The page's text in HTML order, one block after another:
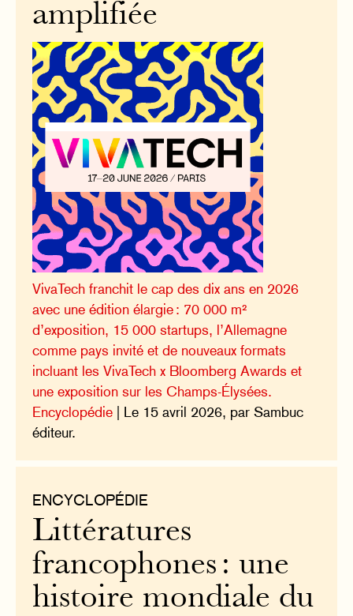
amplifiée
VivaTech franchit le cap des dix ans en 2026
avec une édition élargie : 70 000 m²
d’exposition, 15 000 startups, l’Allemagne
comme pays invité et de nouveaux formats
incluant les VivaTech x Bloomberg Awards et
une exposition sur les Champs-Élysées.
Encyclopédie | Le 15 avril 2026, par Sambuc
éditeur.
ENCYCLOPÉDIE
Littératures
francophones : une
histoire mondiale du